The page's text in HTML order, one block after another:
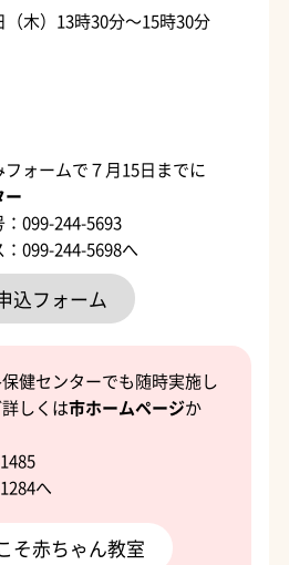
（木）13時30分～15時30分
フォームで７月15日までに
ー
099-244-5693
：099-244-5698へ
込フォーム
健センターでも随時実施し
しくは市ホームページか
へ
そ赤ちゃん教室